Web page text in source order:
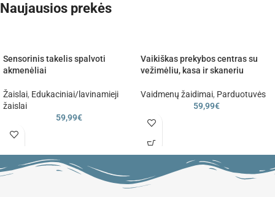
Naujausios prekės
Sensorinis takelis spalvoti
akmenėliai
Žaislai, Edukaciniai/lavinamieji
žaislai
59,99€
Vaikiškas prekybos centras su
vežimėliu, kasa ir skaneriu
Vaidmenų žaidimai, Parduotuvės
59,99€